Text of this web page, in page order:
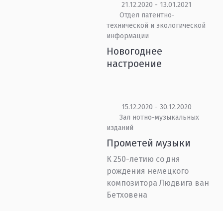
21.12.2020 - 13.01.2021
Отдел патентно-
технической и экологической
информации
Новогоднее
настроение
15.12.2020 - 30.12.2020
Зал нотно-музыкальных
изданий
Прометей музыки
К 250-летию со дня
рождения немецкого
композитора Людвига ван
Бетховена